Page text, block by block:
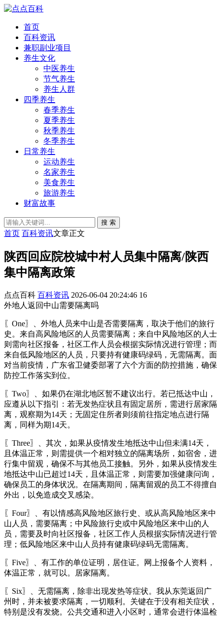
首页
百科资讯
兼职副业项目
养生文化
中医养生
节气养生
养生人群
四季养生
春季养生
夏季养生
秋季养生
冬季养生
日常养生
运动养生
名家养生
美食养生
旅游养生
财富故事
搜 索
首页 百科资讯文章正文
陕西回应院校城中村人员集中隔离/陕西
集中隔离政策
点点百科 百科资讯 2026-06-04 20:24:46 16
外地人返回中山需要隔离吗
〖One〗、外地人员来中山是否需要隔离，取决于他们的旅行
史。来自高风险地区的人员需要隔离；来自中风险地区的人士
则需向社区报备，社区工作人员会根据实际情况进行管理；而
来自低风险地区的人员，只要持有健康码绿码，无需隔离。面
对当前疫情，广东省卫健委部署了六个方面的防控措施，确保
防控工作落实到位。
〖Two〗、如果仍在湖北地区暂不建议出行。若已抵达中山，
应遵从以下指引：若无发热症状且有固定居所，需进行居家隔
离，观察期为14天；无固定住所者则须前往指定地点进行隔
离，同样为期14天。
〖Three〗、其次，如果从疫情发生地抵达中山但未满14天，
且体温正常，则需提供一个相对独立的隔离场所，如宿舍，进
行集中留观，确保不与其他员工接触。另外，如果从疫情发生
地抵达中山已超过14天，且体温正常，则需要加强健康问询，
确保员工的身体状况。在隔离期间，隔离留观的员工不得擅自
外出，以免造成交叉感染。
〖Four〗、有以情感高风险地区旅行史、或从高风险地区来中
山人员，需要隔离；中风险旅行史或中风险地区来中山的人
员，需要及时向社区报备，社区工作人员根据实际情况进行管
理；低风险地区来中山人员持有健康码绿码无需隔离。
〖Five〗、有工作的单位证明，居住证。网上报备个人资料，
体温正常，就可以。居家隔离。
〖Six〗、无需隔离，除非出现发热等症状。我从东莞返回广
州时，并未被要求隔离，一切顺利。关键在于没有相关症状，
特别是没有发烧。公共交通和进入小区时，通常会进行体温检